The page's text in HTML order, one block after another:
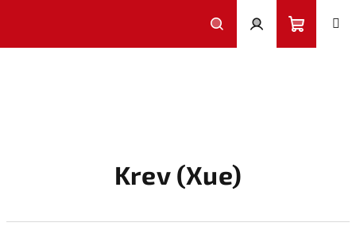
Hledat PřihlášeníNákupní
Krev (Xue)